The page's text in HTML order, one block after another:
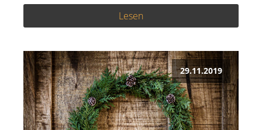
Lesen
29.11.2019